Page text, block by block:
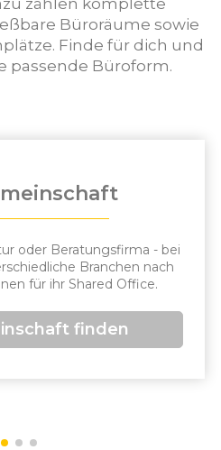
zählen komplette
Büroräume sowie
Finde für dich und
passende Büroform.
oder Beratungsfirma - bei
Branchen nach
für ihr Shared Office.
finden